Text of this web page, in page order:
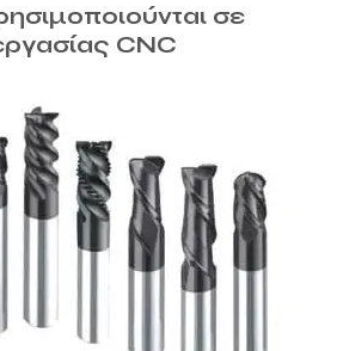
σε
CNC